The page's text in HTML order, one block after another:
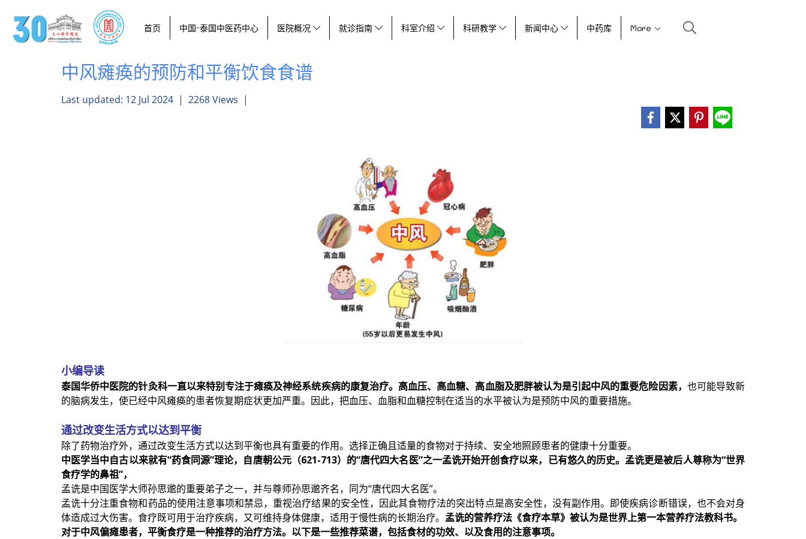
首页 中国-泰国中医药中心 医院概况 就诊指南 科室介绍 科研教学 新闻中心 中药库 More
中风瘫痪的预防和平衡饮食食谱
Last updated: 12 Jul 2024 | 2268 Views |
小编导读
泰国华侨中医院的针灸科一直以来特别专注于瘫痪及神经系统疾病的康复治疗。高血压、高血糖、高血脂及肥胖被认为是引起中风的重要危险因素， 也可能导致新
的脑病发生，使已经中风瘫痪的患者恢复期症状更加严重。因此，把血压、血脂和血糖控制在适当的水平被认为是预防中风的重要措施。
通过改变生活方式以达到平衡
除了药物治疗外，通过改变生活方式以达到平衡也具有重要的作用。选择正确且适量的食物对于持续、安全地照顾患者的健康十分重要。
中医学当中自古以来就有“药食同源”理论，自唐朝公元（621-713）的“唐代四大名医”之一孟诜开始开创食疗以来，已有悠久的历史。孟诜更是被后人尊称为“世界
食疗学的鼻祖”，
孟诜是中国医学大师孙思邈的重要弟子之一，并与尊师孙思邈齐名，同为“唐代四大名医”。
孟诜十分注重食物和药品的使用注意事项和禁忌，重视治疗结果的安全性，因此其食物疗法的突出特点是高安全性，没有副作用。即使疾病诊断错误，也不会对身
体造成过大伤害。食疗既可用于治疗疾病，又可维持身体健康，适用于慢性病的长期治疗。 孟诜的营养疗法《食疗本草》被认为是世界上第一本营养疗法教科书。
对于中风偏瘫患者，平衡食疗是一种推荐的治疗方法。以下是一些推荐菜谱，包括食材的功效、以及食用的注意事项。